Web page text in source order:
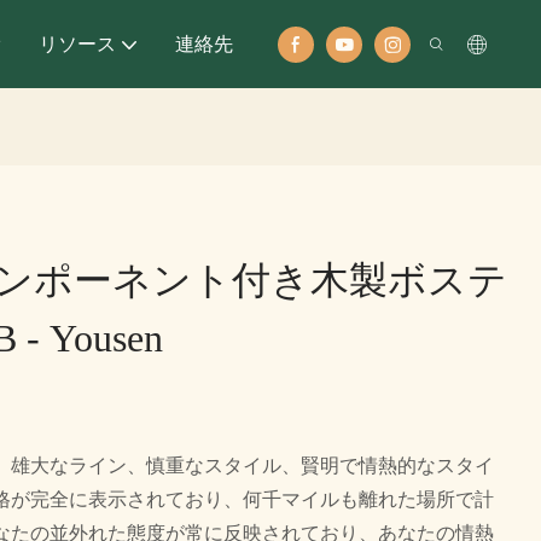
リソース 連絡先
ポーネント付き木製ボステ
- Yousen
大なライン、慎重なスタイル、賢明で情熱的なスタイ
が完全に表示されており、何千マイルも離れた場所で計
たの並外れた態度が常に反映されており、あなたの情熱